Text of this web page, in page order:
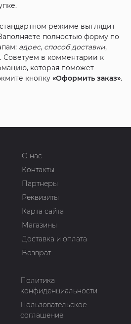
режиме выглядит
полностью форму по
адрес, способ доставки,
. Советуем в комментарии к
которая поможет
кнопку «Оформить заказ».
О нас
Контакты
Партнеры
Реквизиты
Карта сайта
Магазины
Доставка и оплата
Возврат
Политика
конфиденциальности
Пользовательское
соглашение